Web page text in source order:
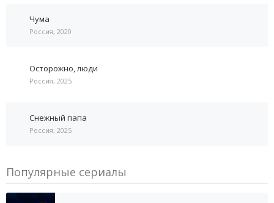
Чума
Россия, 2020
Осторожно, люди
Россия, 2025
Снежный папа
Россия, 2025
Популярные сериалы